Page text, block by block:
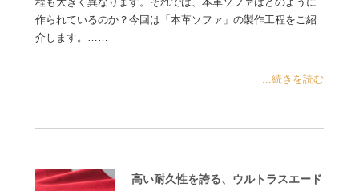
程も大きく異なります。それでは、本革ソファはどのように
作られているのか？今回は「本革ソファ」の製作工程をご紹
介します。……
...続きを読む
高い耐久性を誇る、ウルトラスエード